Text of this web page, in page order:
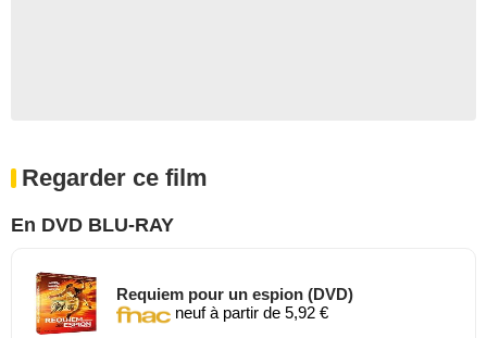
Regarder ce film
En DVD BLU-RAY
Requiem pour un espion (DVD)
neuf à partir de 5,92 €